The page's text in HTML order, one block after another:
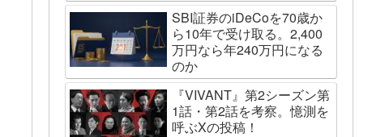
SBI証券のiDeCoを70歳か
ら10年で受け取る。2,400
万円なら年240万円になる
のか
『VIVANT』第2シーズン第
1話・第2話を考察。憶測を
呼ぶXの投稿！